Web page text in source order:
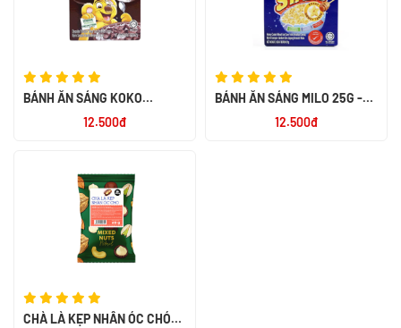
BÁNH ĂN SÁNG KOKO
12.500đ
BÁNH ĂN SÁNG MILO 25G -
12.500đ
CHÀ LÀ KẸP NHÂN ÓC CHÓ